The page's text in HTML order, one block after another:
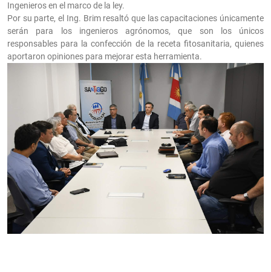
Ingenieros en el marco de la ley.
Por su parte, el Ing. Brim resaltó que las capacitaciones únicamente
serán para los ingenieros agrónomos, que son los únicos
responsables para la confección de la receta fitosanitaria, quienes
aportaron opiniones para mejorar esta herramienta.